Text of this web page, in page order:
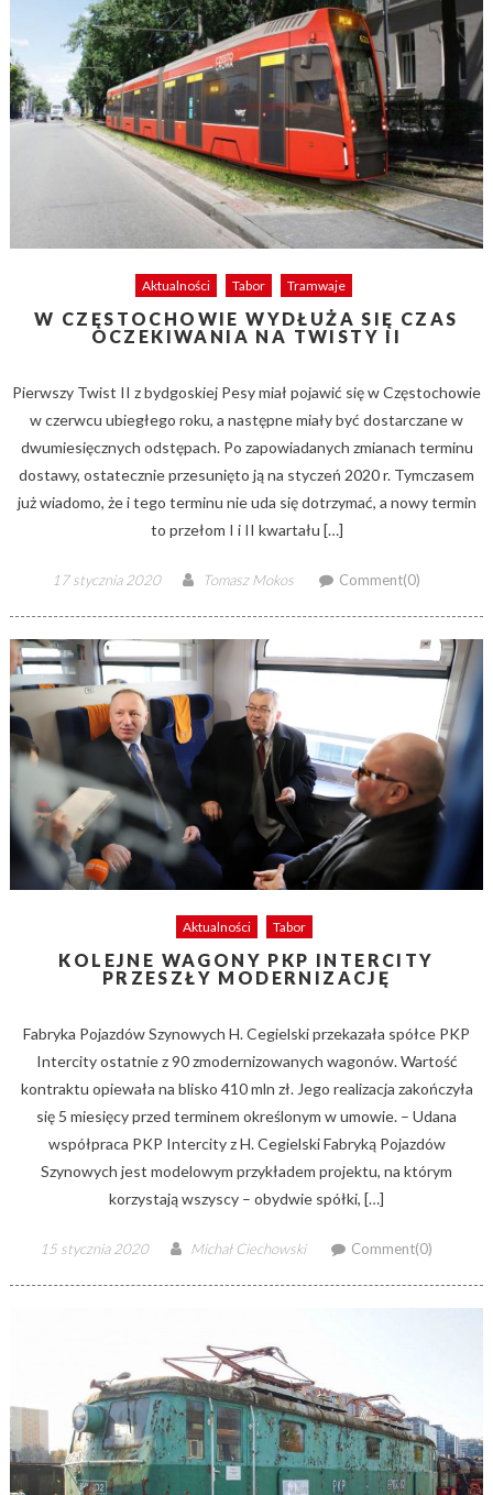
Aktualności Tabor Tramwaje
W CZĘSTOCHOWIE WYDŁUŻA SIĘ CZAS
OCZEKIWANIA NA TWISTY II
Pierwszy Twist II z bydgoskiej Pesy miał pojawić się w Częstochowie
w czerwcu ubiegłego roku, a następne miały być dostarczane w
dwumiesięcznych odstępach. Po zapowiadanych zmianach terminu
dostawy, ostatecznie przesunięto ją na styczeń 2020 r. Tymczasem
już wiadomo, że i tego terminu nie uda się dotrzymać, a nowy termin
to przełom I i II kwartału […]
Posted
17 stycznia 2020 Author
Tomasz Mokos Comment(0)
Aktualności Tabor
KOLEJNE WAGONY PKP INTERCITY
PRZESZŁY MODERNIZACJĘ
Fabryka Pojazdów Szynowych H. Cegielski przekazała spółce PKP
Intercity ostatnie z 90 zmodernizowanych wagonów. Wartość
kontraktu opiewała na blisko 410 mln zł. Jego realizacja zakończyła
się 5 miesięcy przed terminem określonym w umowie. – Udana
współpraca PKP Intercity z H. Cegielski Fabryką Pojazdów
Szynowych jest modelowym przykładem projektu, na którym
korzystają wszyscy – obydwie spółki, […]
Posted
15 stycznia 2020 Author
Michał Ciechowski Comment(0)